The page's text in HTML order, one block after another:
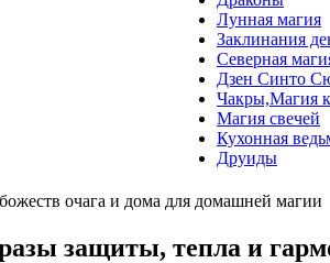
Лунная магия
Заклинания
Северная
Дзен Синто
Чакры,Магия
Магия свечей
Кухонная
Друиды
очага и дома для домашней магии
защиты, тепла и